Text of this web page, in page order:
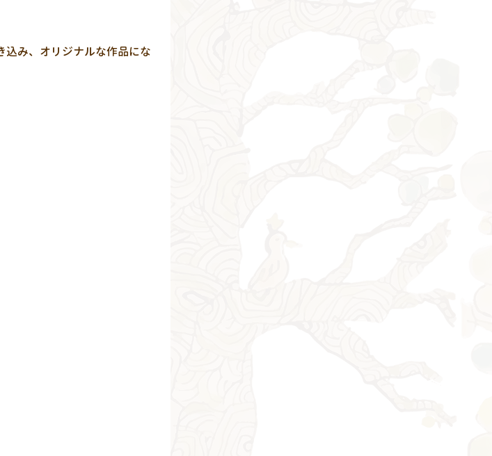
込み、オリジナルな作品にな